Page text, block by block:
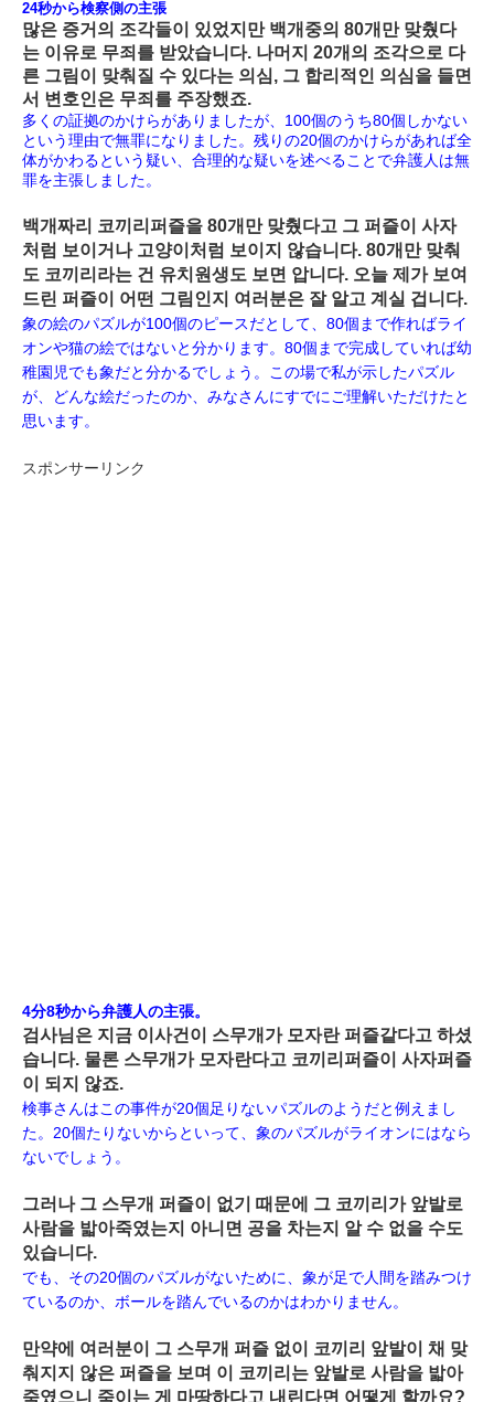
24秒から検察側の主張
많은 증거의 조각들이 있었지만 백개중의 80개만 맞췄다
는 이유로 무죄를 받았습니다. 나머지 20개의 조각으로 다
른 그림이 맞춰질 수 있다는 의심, 그 합리적인 의심을 들면
서 변호인은 무죄를 주장했죠.
多くの証拠のかけらがありましたが、100個のうち80個しかない
という理由で無罪になりました。残りの20個のかけらがあれば全
体がかわるという疑い、合理的な疑いを述べることで弁護人は無
罪を主張しました。
백개짜리 코끼리퍼즐을 80개만 맞췄다고 그 퍼즐이 사자
처럼 보이거나 고양이처럼 보이지 않습니다. 80개만 맞춰
도 코끼리라는 건 유치원생도 보면 압니다. 오늘 제가 보여
드린 퍼즐이 어떤 그림인지 여러분은 잘 알고 계실 겁니다.
象の絵のパズルが100個のピースだとして、80個まで作ればライ
オンや猫の絵ではないと分かります。80個まで完成していれば幼
稚園児でも象だと分かるでしょう。この場で私が示したパズル
が、どんな絵だったのか、みなさんにすでにご理解いただけたと
思います。
スポンサーリンク
4分8秒から弁護人の主張。
검사님은 지금 이사건이 스무개가 모자란 퍼즐같다고 하셨
습니다. 물론 스무개가 모자란다고 코끼리퍼즐이 사자퍼즐
이 되지 않죠.
検事さんはこの事件が20個足りないパズルのようだと例えまし
た。20個たりないからといって、象のパズルがライオンにはなら
ないでしょう。
그러나 그 스무개 퍼즐이 없기 때문에 그 코끼리가 앞발로
사람을 밟아죽였는지 아니면 공을 차는지 알 수 없을 수도
있습니다.
でも、その20個のパズルがないために、象が足で人間を踏みつけ
ているのか、ボールを踏んでいるのかはわかりません。
만약에 여러분이 그 스무개 퍼즐 없이 코끼리 앞발이 채 맞
춰지지 않은 퍼즐을 보며 이 코끼리는 앞발로 사람을 밟아
죽였으니 죽이는 게 마땅하다고 내린다면 어떻게 할까요?